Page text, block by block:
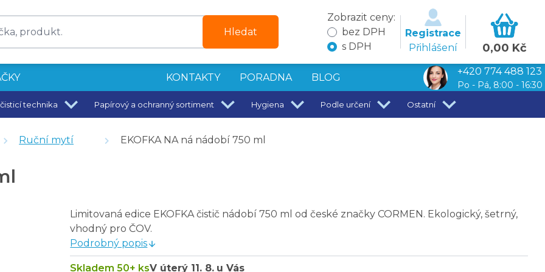
Hledat
Zobrazit ceny:
bez DPH
s DPH
Registrace
Přihlášení
0,00 Kč
KONTAKTY PORADNA BLOG
+420 774 488 123
Po - Pá, 8:00 - 16:30
technika Papírový a ochranný sortiment Hygiena Podle určení Ostatní
Ruční mytí EKOFKA NA ná nádobí 750 ml
Limitovaná edice EKOFKA čistič nádobí 750 ml od české značky CORMEN. Ekologický, šetrný,
vhodný pro ČOV.
Podrobný popis
Skladem 50+ ksV úterý 11. 8. u Vás